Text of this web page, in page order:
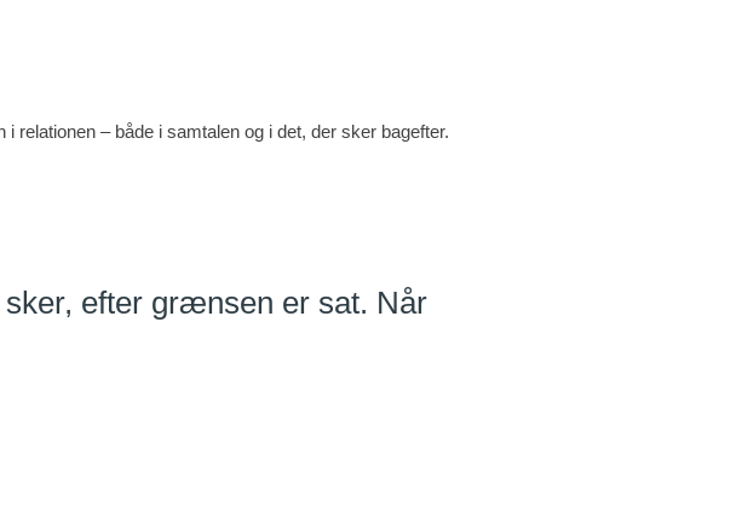
relationen – både i samtalen og i det, der sker bagefter.
efter grænsen er sat. Når